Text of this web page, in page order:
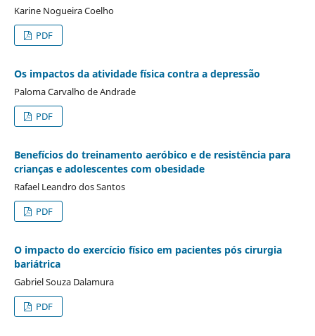
Karine Nogueira Coelho
PDF
Os impactos da atividade física contra a depressão
Paloma Carvalho de Andrade
PDF
Benefícios do treinamento aeróbico e de resistência para
crianças e adolescentes com obesidade
Rafael Leandro dos Santos
PDF
O impacto do exercício físico em pacientes pós cirurgia
bariátrica
Gabriel Souza Dalamura
PDF